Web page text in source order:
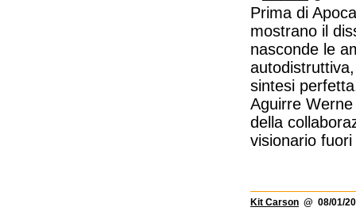
Prima di
mostrano il
nasconde le
sintesi
Aguirre
della
visionario
Kit Carson @ 08/01/